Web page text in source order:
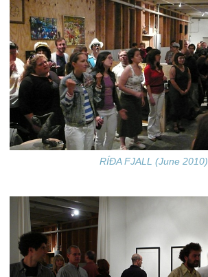
RÍÐA FJALL (June 2010)